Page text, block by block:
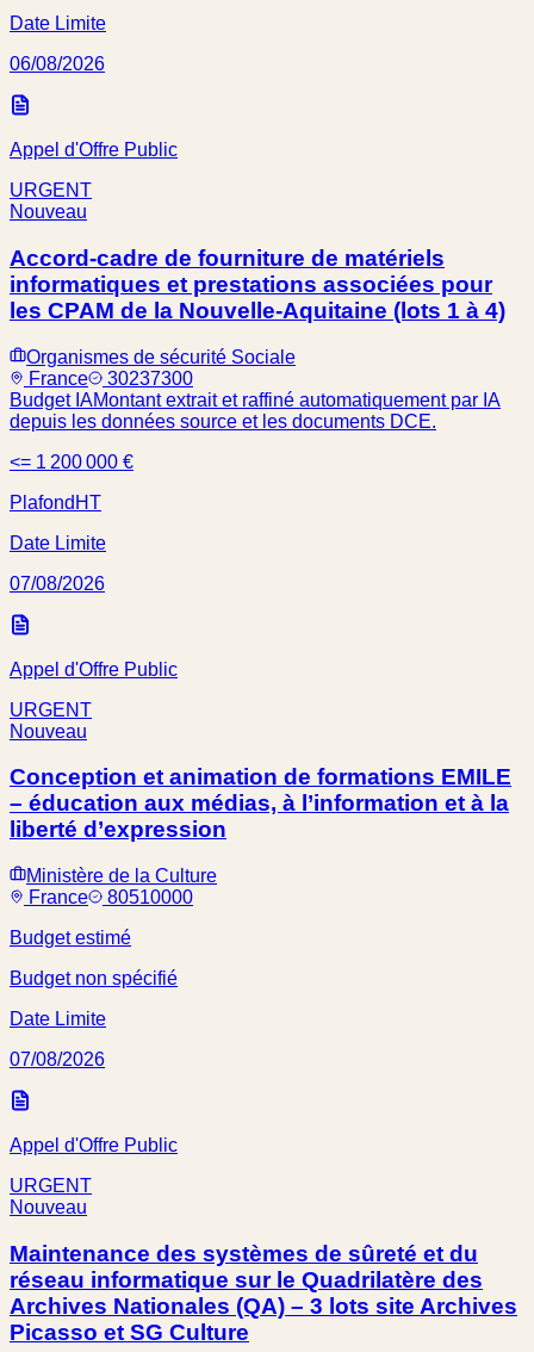
Date Limite
06/08/2026
Appel d'Offre Public
URGENT
Nouveau
Accord-cadre de fourniture de matériels
informatiques et prestations associées pour
les CPAM de la Nouvelle-Aquitaine (lots 1 à 4)
Organismes de sécurité Sociale
France
30237300
Budget IAMontant extrait et raffiné automatiquement par IA
depuis les données source et les documents DCE.
<= 1 200 000 €
Plafond HT
Date Limite
07/08/2026
Appel d'Offre Public
URGENT
Nouveau
Conception et animation de formations EMILE
– éducation aux médias, à l’information et à la
liberté d’expression
Ministère de la Culture
France
80510000
Budget estimé
Budget non spécifié
Date Limite
07/08/2026
Appel d'Offre Public
URGENT
Nouveau
Maintenance des systèmes de sûreté et du
réseau informatique sur le Quadrilatère des
Archives Nationales (QA) – 3 lots site Archives
Picasso et SG Culture